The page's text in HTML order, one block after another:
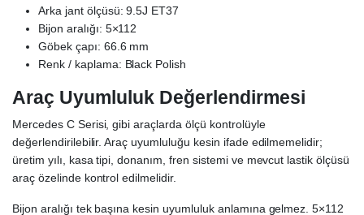
Arka jant ölçüsü: 9.5J ET37
Bijon aralığı: 5×112
Göbek çapı: 66.6 mm
Renk / kaplama: Black Polish
Araç Uyumluluk Değerlendirmesi
Mercedes C Serisi, gibi araçlarda ölçü kontrolüyle
değerlendirilebilir. Araç uyumluluğu kesin ifade edilmemelidir;
üretim yılı, kasa tipi, donanım, fren sistemi ve mevcut lastik ölçüsü
araç özelinde kontrol edilmelidir.
Bijon aralığı tek başına kesin uyumluluk anlamına gelmez. 5×112